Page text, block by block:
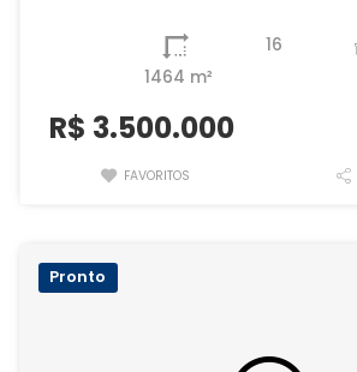
1464 m²
16
R$ 3.500.000
FAVORITOS
Pronto